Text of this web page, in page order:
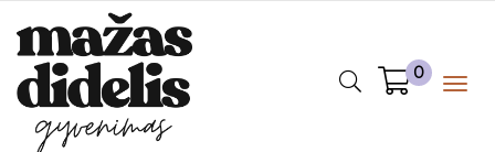
0